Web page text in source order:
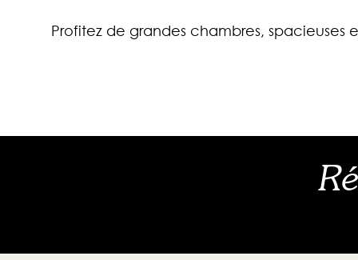
Profitez de grandes chambres,